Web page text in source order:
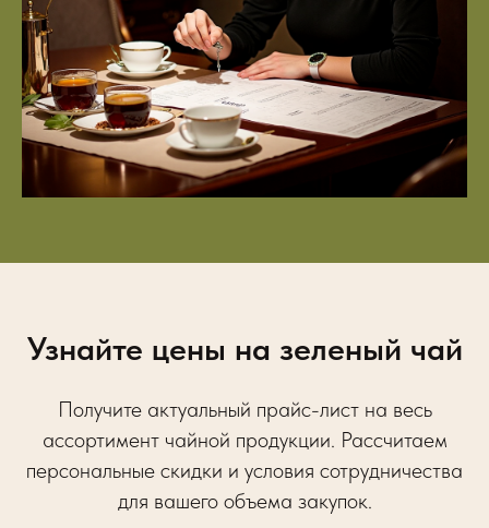
Узнайте цены на зеленый чай
Получите актуальный прайс-лист на весь
ассортимент чайной продукции. Рассчитаем
персональные скидки и условия сотрудничества
для вашего объема закупок.